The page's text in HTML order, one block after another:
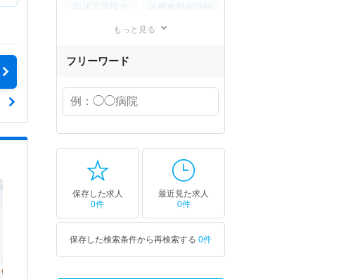
診療放射線技師
管理栄養士/
あん摩マッサージ
調剤薬局事務
視能訓練士
臨床開発
モニター
調理師/
調理スタッフ
児童指導員 機能訓練指導員
もっと見る
フリーワード
保存した求人
0件
最近見た求人
0件
保存した検索条件から再検索する 0件